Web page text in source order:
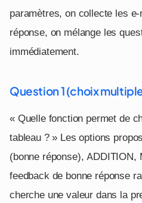
paramètres, on collecte les
réponse, on mélange les
immédiatement.
Question 1 (choix
« Quelle fonction permet de
tableau ? » Les options
(bonne réponse), ADDITION,
feedback de bonne réponse
cherche une valeur dans la